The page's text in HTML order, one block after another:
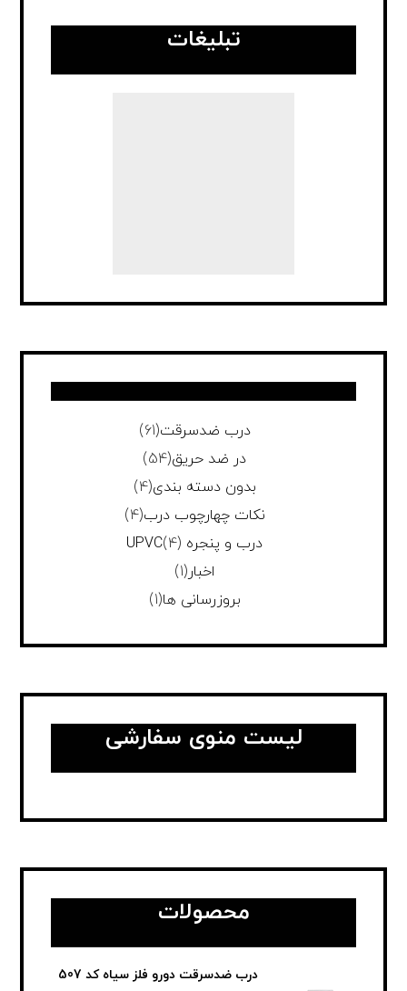
تبلیغات
درب ضدسرقت(61)
در ضد حریق(54)
بدون دسته بندی(4)
نکات چهارچوب درب(4)
درب و پنجره UPVC (4)
اخبار(1)
بروزرسانی ها(1)
لیست منوی سفارشی
محصولات
درب ضدسرقت دورو فلز سیاه کد 507